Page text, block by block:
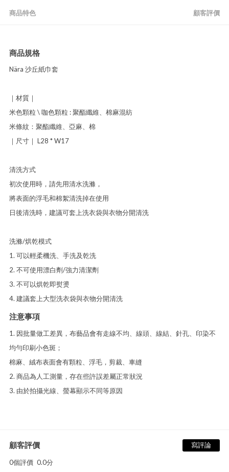
商品特色 顧客評價
商品規格
Nära 沙丘紙巾套
｜材質｜
米色顆粒 \ 咖色顆粒 : 聚酯纖維、棉麻混紡
米條紋：聚酯纖維、亞麻、棉
｜尺寸｜ L28 * W17
清洗方式
初次使用時，請先用清水洗滌，
將表面的浮毛和棉絮清洗掉在使用
日後清洗時，建議可套上洗衣袋與衣物分開清洗
洗滌/烘乾模式
1. 可以輕柔機洗、手洗及乾洗
2. 不可使用漂白劑/強力清潔劑
3. 不可以烘乾即熨燙
4. 建議套上大型洗衣袋與衣物分開清洗
注意事項
1. 因批量做工差異，布藝品會有走線不均、線頭、線結、針孔、印染不
均勻印刷小色斑；
棉麻、絨布表面會有顆粒、浮毛，剪裁、車縫
2. 商品為人工測量，存在些許誤差屬正常狀況
3. 由於拍攝光線、螢幕顯示不同等原因
顧客評價
0個評價 0.0分
寫評論